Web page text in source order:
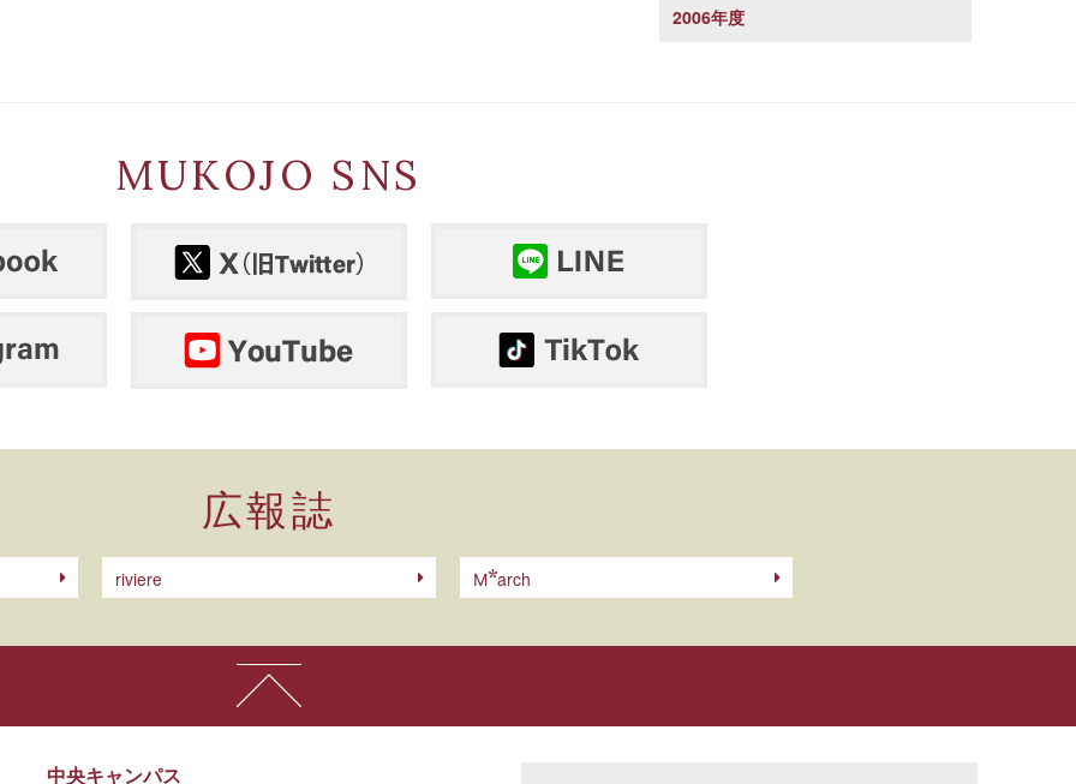
2006年度
MUKOJO SNS
広報誌
riviere M arch
中央キャンパス